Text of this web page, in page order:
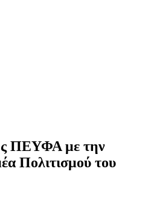
ΠΕΥΦΑ με την
Πολιτισμού του